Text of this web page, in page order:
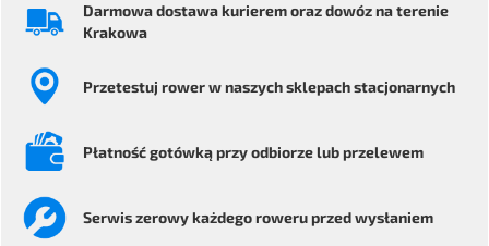
Darmowa dostawa kurieremoraz dowóz na terenie
Krakowa
Przetestuj rowerw naszych sklepach stacjonarnych
Płatność gotówką przy odbiorzelub przelewem
Serwiszerowy każdegoroweru przed wysłaniem